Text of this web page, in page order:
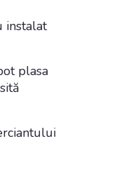
instalat
plasa